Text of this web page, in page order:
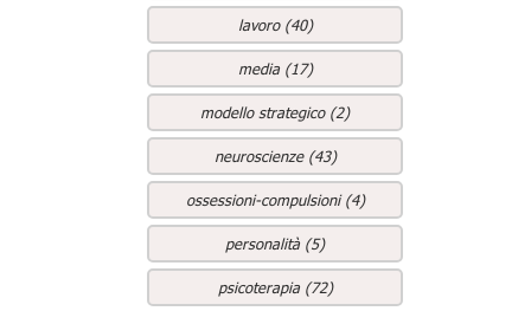
lavoro (40)
media (17)
modello strategico (2)
neuroscienze (43)
ossessioni-compulsioni (4)
personalità (5)
psicoterapia (72)